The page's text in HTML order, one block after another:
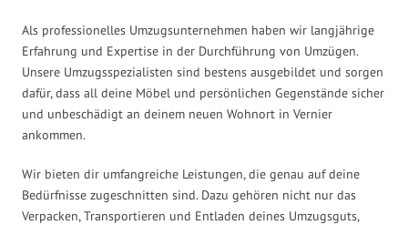
Als professionelles Umzugsunternehmen haben wir langjährige
Erfahrung und Expertise in der Durchführung von Umzügen.
Unsere Umzugsspezialisten sind bestens ausgebildet und sorgen
dafür, dass all deine Möbel und persönlichen Gegenstände sicher
und unbeschädigt an deinem neuen Wohnort in Vernier
ankommen.
Wir bieten dir umfangreiche Leistungen, die genau auf deine
Bedürfnisse zugeschnitten sind. Dazu gehören nicht nur das
Verpacken, Transportieren und Entladen deines Umzugsguts,